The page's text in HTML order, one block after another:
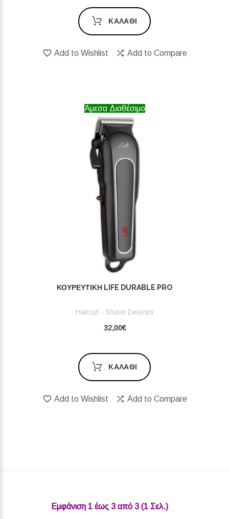
ΚΑΛΆΘΙ
Add to Wishlist Add to Compare
Άμεσα Διαθέσιμο
ΚΟΥΡΕΥΤΙΚΉ LIFE DURABLE PRO
Haircut - Shave Devices
32,00€
ΚΑΛΆΘΙ
Add to Wishlist Add to Compare
Εμφάνιση 1 έως 3 από 3 (1 Σελ.)‎